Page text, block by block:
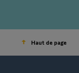
Haut de page